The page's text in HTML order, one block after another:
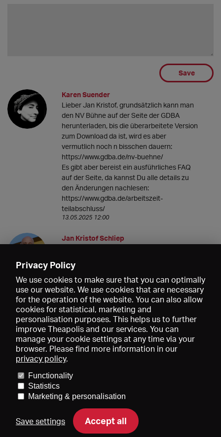
Save
Karen Suender
Lieber Jan Kristof, grundsätzlich kann man
den NV Bühne auf der Seite der GDBA
herunterladen, bis die überarbeitete Version
zum Download da ist, wird es aber
vermutlich noch n bisschen dauern:
https://www.gdba.de/nv-buehne/
Es gibt aber bereist ein ausführliches FAQ
auf der Seite, da kannst Du alle details zu
den Änderungen nachlesen:
https://www.gdba.de/arbeitszeit-
teilabschluss/
13.05.2025 12:00
Jan Kristof Schliep
13.05.2025 11:21
About us
Imprint
DE EN FR
Privacy Policy
We use cookies to make sure that you can optimally
use our website. We use cookies that are necessary
for the operation of the website. You can also allow
cookies for statistical, marketing and
personalisation purposes. This helps us to further
improve Theapolis and our services. You can
manage your cookie settings at any time via your
browser. Please find more information in our
privacy policy.
Functionality
Statistics
Marketing & personalisation
Save settings Accept all